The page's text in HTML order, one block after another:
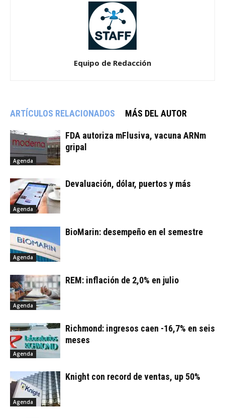
Equipo de Redacción
ARTÍCULOS RELACIONADOS MÁS DEL AUTOR
Agenda
FDA autoriza mFlusiva, vacuna ARNm
gripal
Agenda
Devaluación, dólar, puertos y más
Agenda
BioMarin: desempeño en el semestre
Agenda
REM: inflación de 2,0% en julio
Agenda
Richmond: ingresos caen -16,7% en seis
meses
Agenda
Knight con record de ventas, up 50%